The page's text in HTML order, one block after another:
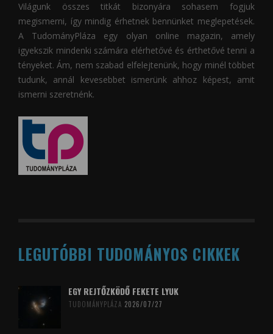
Világunk összes titkát bizonyára sohasem fogjuk
megismerni, így mindig érhetnek bennünket meglepetések.
A TudományPláza egy olyan online magazin, amely
igyekszik mindenki számára elérhetővé és érthetővé tenni a
tényeket. Ám, nem szabad elfelejtenünk, hogy minél többet
tudunk, annál kevesebbet ismerünk ahhoz képest, amit
ismerni szeretnénk.
LEGUTÓBBI TUDOMÁNYOS CIKKEK
EGY REJTŐZKÖDŐ FEKETE LYUK
TUDOMÁNYPLÁZA 2026/07/27